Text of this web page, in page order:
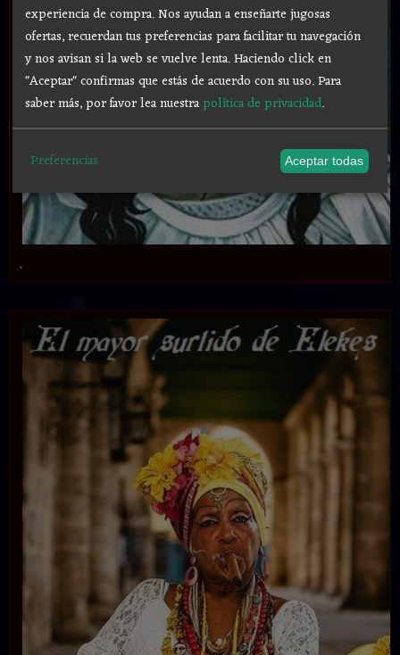
.
experiencia de compra. Nos ayudan a enseñarte jugosas
ofertas, recuerdan tus preferencias para facilitar tu navegación
y nos avisan si la web se vuelve lenta. Haciendo click en
"Aceptar" confirmas que estás de acuerdo con su uso.Para
saber más, por favor lea nuestrapolítica de privacidad.
Preferencias Aceptar todas